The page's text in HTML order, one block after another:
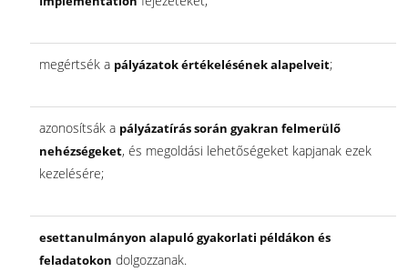
megértsék a pályázatok értékelésének alapelveit;
azonosítsák a pályázatírás során gyakran felmerülő
nehézségeket, és megoldási lehetőségeket kapjanak ezek
kezelésére;
esettanulmányon alapuló gyakorlati példákon és
feladatokon dolgozzanak.